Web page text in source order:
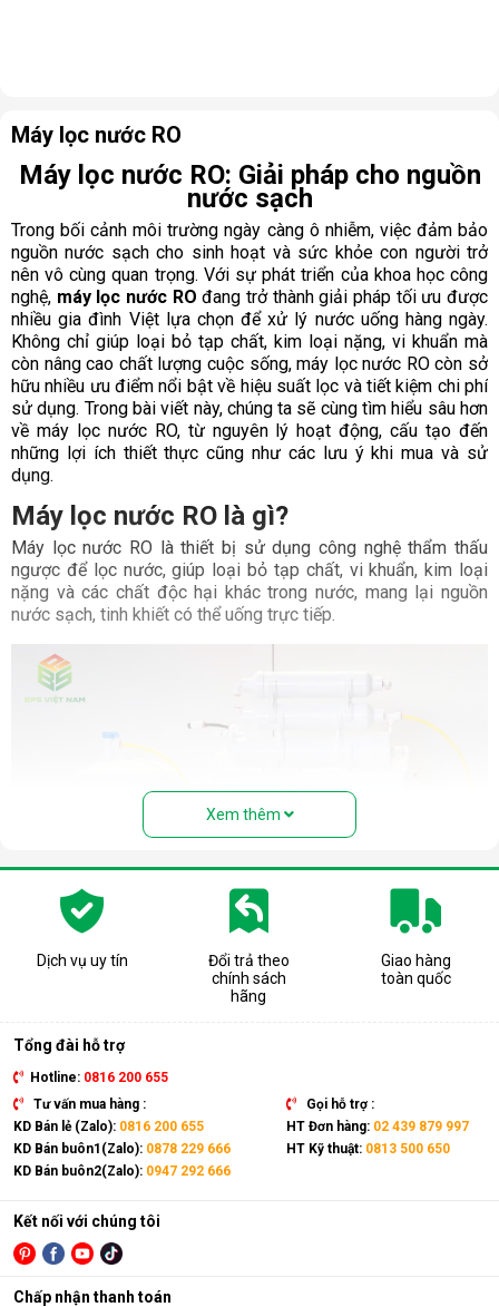
Máy lọc nước RO
Máy lọc nước RO: Giải pháp cho nguồn
nước sạch
Trong bối cảnh môi trường ngày càng ô nhiễm, việc đảm bảo
nguồn nước sạch cho sinh hoạt và sức khỏe con người trở
nên vô cùng quan trọng. Với sự phát triển của khoa học công
nghệ, máy lọc nước RO đang trở thành giải pháp tối ưu được
nhiều gia đình Việt lựa chọn để xử lý nước uống hàng ngày.
Không chỉ giúp loại bỏ tạp chất, kim loại nặng, vi khuẩn mà
còn nâng cao chất lượng cuộc sống, máy lọc nước RO còn sở
hữu nhiều ưu điểm nổi bật về hiệu suất lọc và tiết kiệm chi phí
sử dụng. Trong bài viết này, chúng ta sẽ cùng tìm hiểu sâu hơn
về máy lọc nước RO, từ nguyên lý hoạt động, cấu tạo đến
những lợi ích thiết thực cũng như các lưu ý khi mua và sử
dụng.
Máy lọc nước RO là gì?
Máy lọc nước RO là thiết bị sử dụng công nghệ thẩm thấu
ngược để lọc nước, giúp loại bỏ tạp chất, vi khuẩn, kim loại
nặng và các chất độc hại khác trong nước, mang lại nguồn
nước sạch, tinh khiết có thể uống trực tiếp.
Cấu tạo và nguyên lý hoạt động của
Cấu tạo cơ bản của máy lọc nước RO gồm:
hoạt tính...) giúp loại bỏ bụi bẩn, cặn, rong rêu, mùi hôi,
clo dư…
Màng lọc RO: Là trái tim của máy. Màng RO có khe lọc
nước tinh khiết đi qua, giữ lại hầu hết các vi khuẩn, virus,
kim loại nặng, chất hóa học…
Xem thêm
Dịch vụ uy tín
Đổi trả theo
chính sách
hãng
Giao hàng
toàn quốc
Tổng đài hỗ trợ
Hotline: 0816 200 655
Tư vấn mua hàng :
KD Bán lẻ (Zalo): 0816 200 655
KD Bán buôn1(Zalo): 0878 229 666
KD Bán buôn2(Zalo): 0947 292 666
Gọi hỗ trợ :
HT Đơn hàng: 02 439 879 997
HT Kỹ thuật: 0813 500 650
Kết nối với chúng tôi
Chấp nhận thanh toán